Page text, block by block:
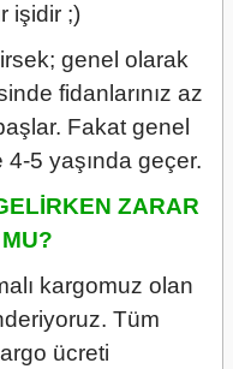
işidir ;)
genel olarak
fidanlarınız az
Fakat genel
5 yaşında geçer.
ZARAR
kargomuz olan
Tüm
ücreti